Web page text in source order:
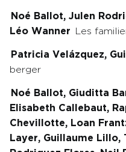
Noé Ballot, Julen
Léo Wanner Les
Patricia Velázquez,
berger
Noé Ballot, Giuditta
Elisabeth Callebaut,
Chevillotte, Loan
Layer, Guillaume Lillo,